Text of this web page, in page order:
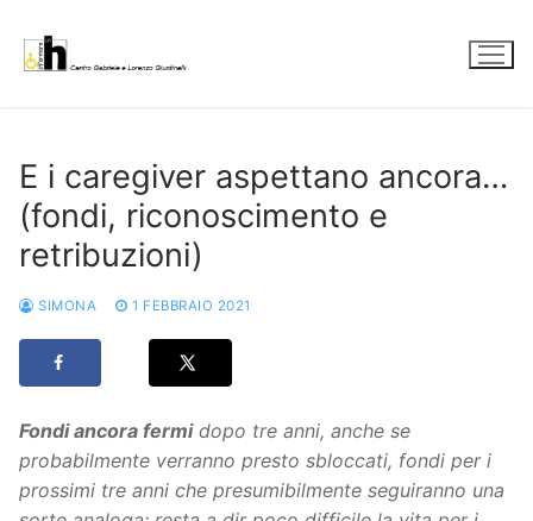
contenuto
E i caregiver aspettano ancora…
(fondi, riconoscimento e
retribuzioni)
SIMONA 1 FEBBRAIO 2021
Fondi ancora fermidopo tre anni, anche se
probabilmente verranno presto sbloccati, fondi per i
prossimi tre anni che presumibilmente seguiranno una